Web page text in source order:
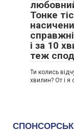
Тонке
і за 10
теж
Ти колись
хвилин? От і я